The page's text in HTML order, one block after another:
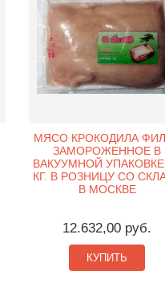
МЯСО КРОКОДИЛА
ЗАМОРОЖЕННОЕ В
ВАКУУМНОЙ УПАКОВКЕ
КГ. В РОЗНИЦУ СО
В МОСКВЕ
12.632,00 руб.
КУПИТЬ